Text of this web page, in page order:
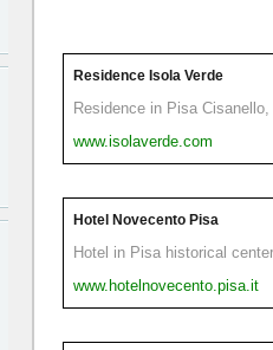
Residence Isola Verde
Residence in Pisa
www.isolaverde.com
Hotel Novecento Pisa
Hotel in Pisa historical
www.hotelnovecento.pisa.it